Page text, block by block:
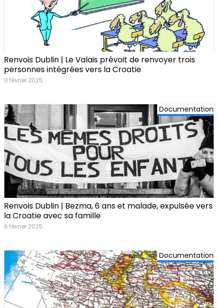
Renvois Dublin | Le Valais prévoit de renvoyer trois
personnes intégrées vers la Croatie
11 février 2025
Documentation
Renvois Dublin | Bezma, 6 ans et malade, expulsée vers
la Croatie avec sa famille
6 février 2025
Documentation